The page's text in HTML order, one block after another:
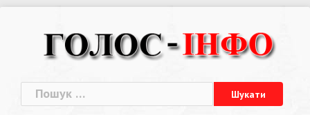
Пошук: